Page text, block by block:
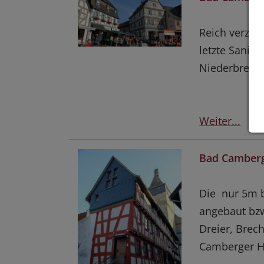
Reich
letzte
Weiter...
Bad
Die nur 5m
angebaut
Dreier,
Camberger